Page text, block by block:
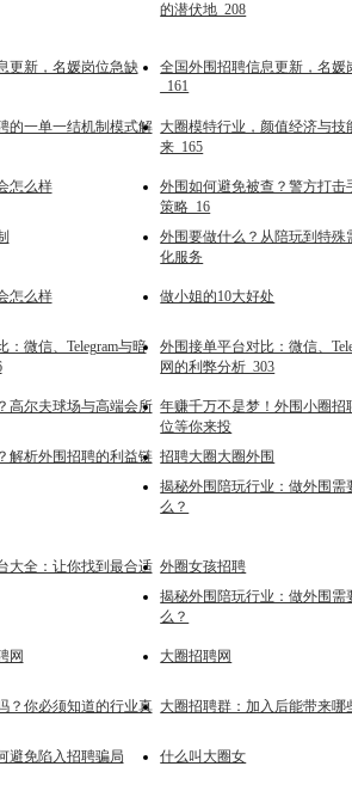
的潜伏地_208
更新，名媛岗位急缺
全国外围招聘信息更新，名媛
_161
的一单一结机制模式解 大圈模特行业，颜值经济与技
来_165
怎么样
外围如何避免被查？警方打击
策略_16
外围要做什么？从陪玩到特殊
化服务
怎么样 做小姐的10大好处
：微信、Telegram与暗
外围接单平台对比：微信、
网的利弊分析_303
高尔夫球场与高端会所 年赚千万不是梦！外围小圈招
位等你来投
解析外围招聘的利益链 招聘大圈大圈外围
揭秘外围陪玩行业：做外围需
么？
大全：让你找到最合适 外圈女孩招聘
揭秘外围陪玩行业：做外围需
么？
网 大圈招聘网
？你必须知道的行业真 大圈招聘群：加入后能带来哪
避免陷入招聘骗局 什么叫大圈女